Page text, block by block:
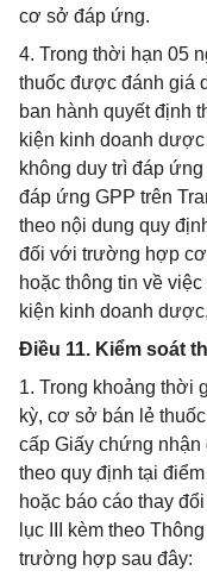
cơ sở đáp ứng.
4. Trong thời hạn 05
thuốc được đánh giá
ban hành quyết định
kiện kinh doanh
không duy trì đáp ứng
đáp ứng GPP trên
theo nội dung quy
đối với trường hợp
hoặc thông tin về
kiện kinh doanh
Điều 11. Kiểm soát
1. Trong khoảng thời
kỳ, cơ sở bán lẻ
cấp Giấy chứng
theo quy định tại
hoặc báo cáo thay
lục III kèm theo
trường hợp sau đây: